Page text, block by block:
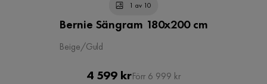
1 av 10
Bernie Sängram 180x200 cm
Beige/Guld
Pris
4 599 krOriginal
Förr 6 999 kr